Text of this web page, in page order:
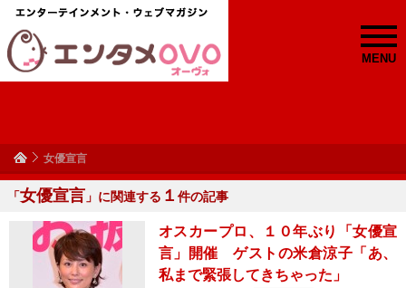
MENU
女優宣言
「女優宣言 」に関連する １ 件の記事
オスカープロ、１０年ぶり「女優宣
言」開催 ゲストの米倉涼子「あ、
私まで緊張してきちゃった」